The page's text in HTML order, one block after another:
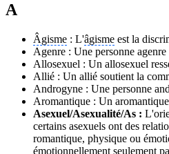
A
Âgisme : L'âgisme est la
Agenre : Une personne
Allosexuel : Un allosexuel
Allié : Un allié soutient la
Androgyne : Une personne
Aromantique : Un
Asexuel/Asexualité/As :
certains asexuels ont des
romantique, physique ou
émotionnellement seulement